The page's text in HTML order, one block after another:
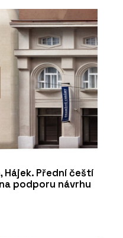
Hájek. Přední čeští
podporu návrhu